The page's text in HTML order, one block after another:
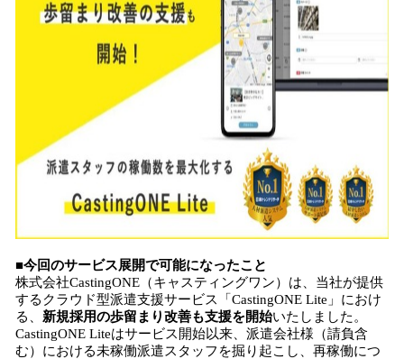
■今回のサービス展開で可能になったこと
株式会社CastingONE（キャスティングワン）は、当社が提供
するクラウド型派遣支援サービス「CastingONE Lite」におけ
る、 新規採用の歩留まり改善も支援を開始いたしました。
CastingONE Liteはサービス開始以来、派遣会社様（請負含
む）における未稼働派遣スタッフを掘り起こし、再稼働につ